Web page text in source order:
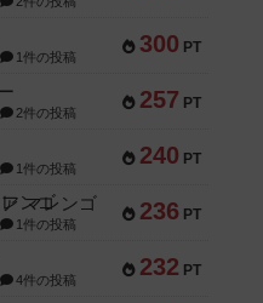
300 PT
1件の投稿
257 PT
2件の投稿
240 PT
1件の投稿
236 PT
マレンゴ
1件の投稿
232 PT
4件の投稿